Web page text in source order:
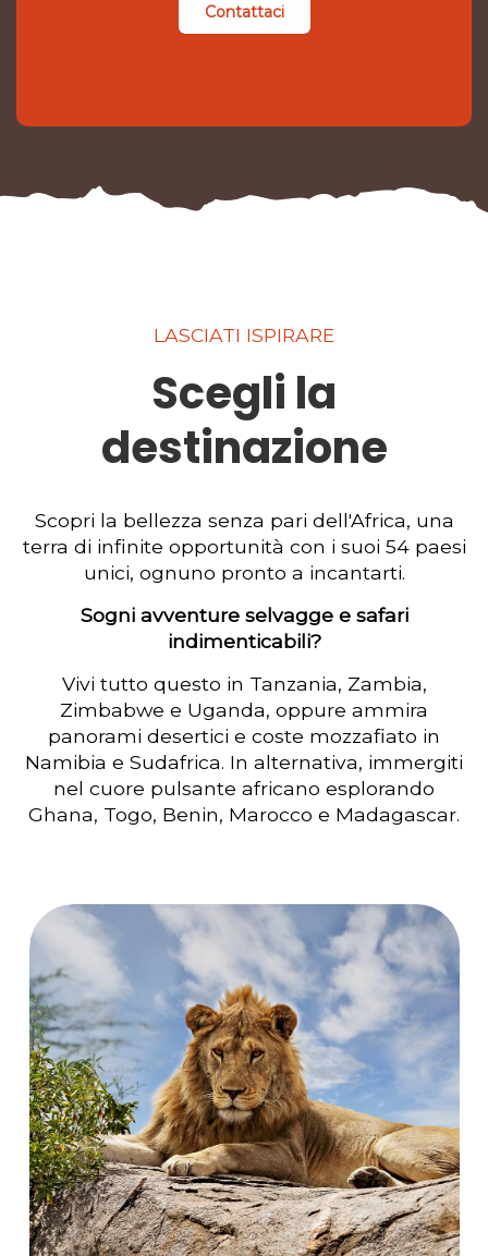
Contattaci
LASCIATI ISPIRARE
Scegli la
destinazione
Scopri la bellezza senza pari dell'Africa, una
terra di infinite opportunità con i suoi 54 paesi
unici, ognuno pronto a incantarti.
Sogni avventure selvagge e safari
indimenticabili?
Vivi tutto questo in Tanzania, Zambia,
Zimbabwe e Uganda, oppure ammira
panorami desertici e coste mozzafiato in
Namibia e Sudafrica. In alternativa, immergiti
nel cuore pulsante africano esplorando
Ghana, Togo, Benin, Marocco e Madagascar.